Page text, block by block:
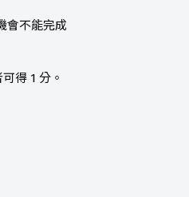
會不能完成
得 1 分。